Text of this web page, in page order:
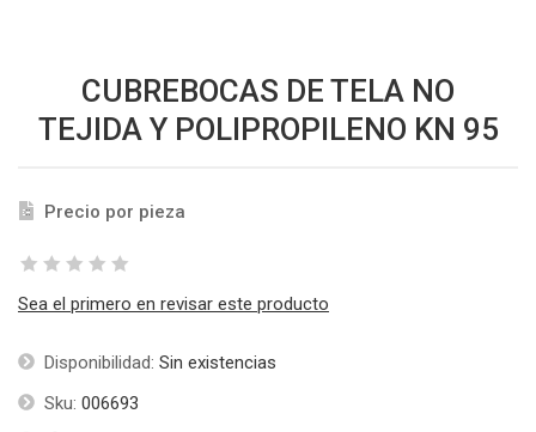
CUBREBOCAS DE TELA NO
TEJIDA Y POLIPROPILENO KN 95
Precio por pieza
Sea el primero en revisar este producto
Disponibilidad: Sin existencias
Sku: 006693